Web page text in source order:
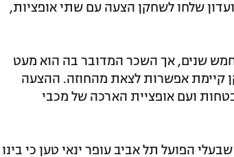
שלחו לשחקן הצעה עם שתי אופציות,
שנים, אך השכר המדובר בה הוא מעט
לשחקן קיימת אפשרות לצאת מהחוזה. ההצעה
ועם אופציית הארכה של מכבי
הפועל תל אביב עופר ינאי טען כי בינו